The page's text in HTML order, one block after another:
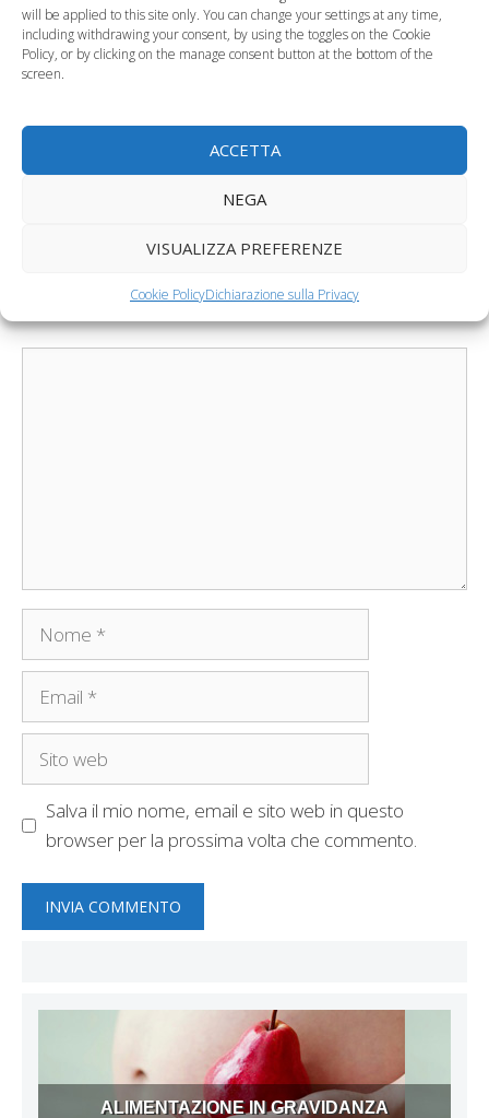
will be applied to this site only. You can change your settings at any time,
including withdrawing your consent, by using the toggles on the Cookie
Policy, or by clicking on the manage consent button at the bottom of the
screen.
ACCETTA
NEGA
VISUALIZZA PREFERENZE
Cookie PolicyDichiarazione sulla Privacy
Il balbettio dei più
problema…
termometro…
Categorie
Salute del Bambino,Salute del Neonato
Offerte di Natale: i pannolini Huggies
Lascia un commento
Nome
Email
Sito
Salva il mio nome, email e sito web in questo
browser per la prossima volta che commento.
ALIMENTAZIONE IN GRAVIDANZA